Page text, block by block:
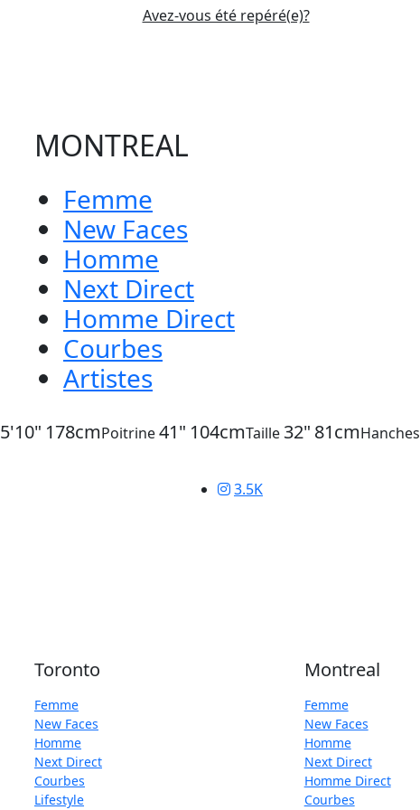
Avez-vous été repéré(e)?
MONTREAL
Femme
New Faces
Homme
Next Direct
Homme Direct
Courbes
Artistes
5'10" 178cmPoitrine41" 104cmTaille 32" 81cmHanches
3.5K
Toronto
Femme
New Faces
Homme
Next Direct
Courbes
Lifestyle
Montreal
Femme
New Faces
Homme
Next Direct
Homme Direct
Courbes